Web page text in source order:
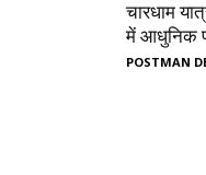
चारधाम
में आधुनिक
POSTMAN